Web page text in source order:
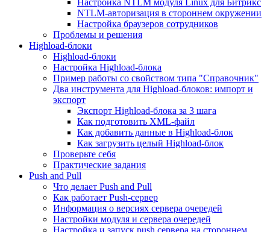
Настройка NTLM модуля Linux для Битрикс
NTLM-авторизация в стороннем окружении
Настройка браузеров сотрудников
Проблемы и решения
Highload-блоки
Highload-блоки
Настройка Highload-блока
Пример работы со свойством типа "Справочник"
Два инструмента для Highload-блоков: импорт и
экспорт
Экспорт Highload-блока за 3 шага
Как подготовить XML-файл
Как добавить данные в Highload-блок
Как загрузить целый Highload-блок
Проверьте себя
Практические задания
Push and Pull
Что делает Push and Pull
Как работает Push-сервер
Информация о версиях сервера очередей
Настройки модуля и сервера очередей
Настройка и запуск push сервера на стороннем